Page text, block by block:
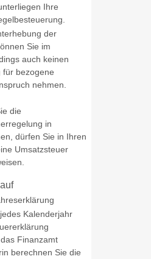
Ihre
der
Sie im
auch keinen
für bezogene
nehmen.
die
in
dürfen Sie in Ihren
Umsatzsteuer
Kalenderjahr
Finanzamt
berechnen Sie die